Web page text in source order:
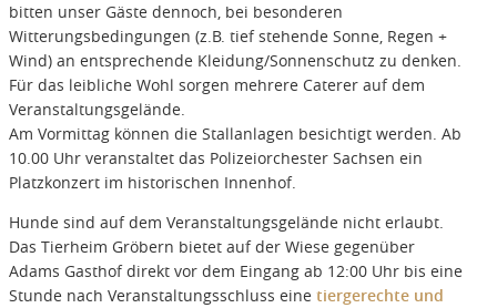
bitten unser Gäste dennoch, bei besonderen
Witterungsbedingungen (z.B. tief stehende Sonne, Regen +
Wind) an entsprechende Kleidung/Sonnenschutz zu denken.
Für das leibliche Wohl sorgen mehrere Caterer auf dem
Veranstaltungsgelände.
Am Vormittag können die Stallanlagen besichtigt werden. Ab
10.00 Uhr veranstaltet das Polizeiorchester Sachsen ein
Platzkonzert im historischen Innenhof.
Hunde sind auf dem Veranstaltungsgelände nicht erlaubt.
Das Tierheim Gröbern bietet auf der Wiese gegenüber
Adams Gasthof direkt vor dem Eingang ab 12:00 Uhr bis eine
Stunde nach Veranstaltungsschluss eine tiergerechte und